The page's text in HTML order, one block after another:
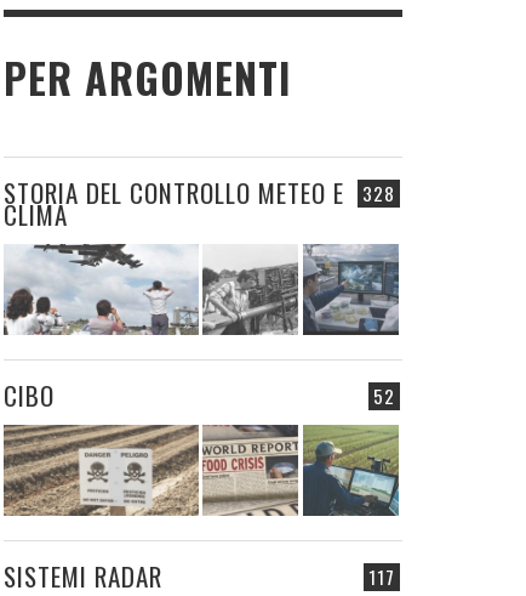
PER ARGOMENTI
328
STORIA DEL CONTROLLO METEO E
CLIMA
52
CIBO
117
SISTEMI RADAR